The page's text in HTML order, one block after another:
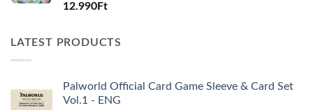
12.990Ft
LATEST PRODUCTS
Palworld Official Card Game Sleeve & Card Set
Vol.1 - ENG